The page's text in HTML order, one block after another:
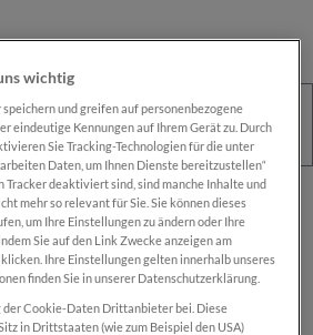
Versandkosten
1-2 Wochen
wichtig
und greifen auf personenbezogene
eindeutige Kennungen auf Ihrem Gerät zu. Durch
Sie Tracking-Technologien für die unter
Daten, um Ihnen Dienste bereitzustellen“
Tracker deaktiviert sind, sind manche Inhalte und
mehr so relevant für Sie. Sie können dieses
um Ihre Einstellungen zu ändern oder Ihre
Sie auf den Link Zwecke anzeigen am
Ihre Einstellungen gelten innerhalb unseres
finden Sie in unserer Datenschutzerklärung.
der Cookie-Daten Drittanbieter bei. Diese
in Drittstaaten (wie zum Beispiel den USA)